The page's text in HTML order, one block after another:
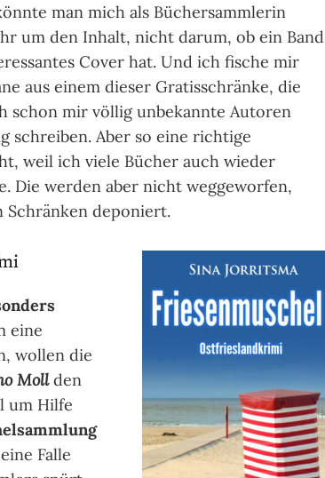
man mich als Büchersammlerin
um den Inhalt, nicht darum, ob ein Band
Cover hat. Und ich fische mir
aus einem dieser Gratisschränke, die
schon mir völlig unbekannte Autoren
schreiben. Aber so eine richtige
weil ich viele Bücher auch wieder
Die werden aber nicht weggeworfen,
deponiert.
eine
wollen die
Mollden
um Hilfe
Falle